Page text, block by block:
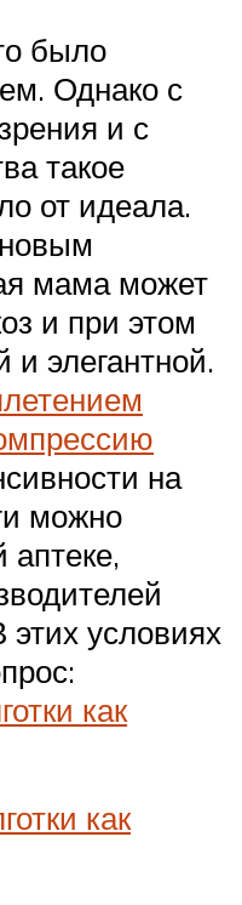
было
Однако с
и с
такое
от идеала.
мама может
и при этом
и элегантной.
на
можно
условиях
как
как